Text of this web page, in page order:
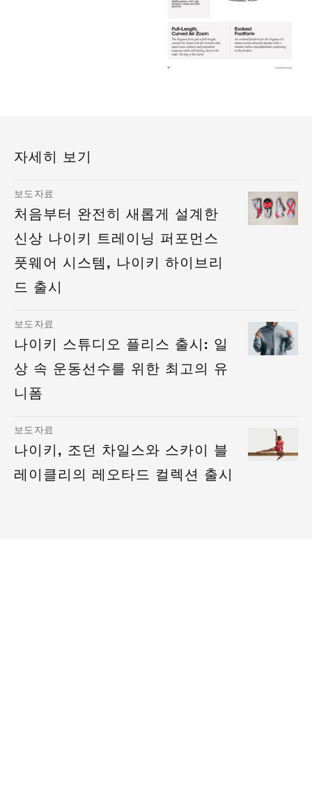
자세히 보기
보도자료
처음부터 완전히 새롭게 설계한
신상 나이키 트레이닝 퍼포먼스
풋웨어 시스템, 나이키 하이브리
드 출시
보도자료
나이키 스튜디오 플리스 출시: 일
상 속 운동선수를 위한 최고의 유
니폼
보도자료
나이키, 조던 차일스와 스카이 블
레이클리의 레오타드 컬렉션 출시